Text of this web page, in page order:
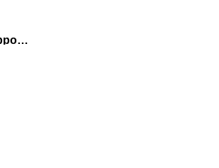
Израиль требует от Совбеза ООН срочно обсудить сексуальный террор ХАМАСа